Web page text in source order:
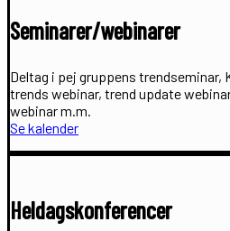
Seminarer/webinarer
Deltag i pej gruppens
trends webinar, trend update
webinar m.m.
Se kalender
Heldagskonferencer